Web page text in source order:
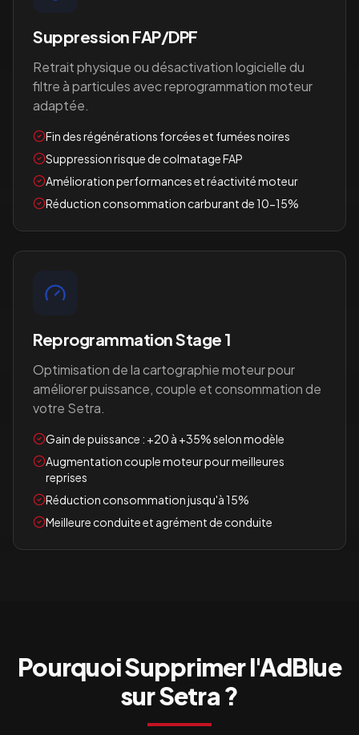
Suppression FAP/DPF
Retrait physique ou désactivation logicielle du
filtre à particules avec reprogrammation moteur
adaptée.
Fin des régénérations forcées et fumées noires
Suppression risque de colmatage FAP
Amélioration performances et réactivité moteur
Réduction consommation carburant de 10-15%
Reprogrammation Stage 1
Optimisation de la cartographie moteur pour
améliorer puissance, couple et consommation de
votre Setra.
Gain de puissance : +20 à +35% selon modèle
Augmentation couple moteur pour meilleures
reprises
Réduction consommation jusqu'à 15%
Meilleure conduite et agrément de conduite
Pourquoi Supprimer l'AdBlue
surSetra?